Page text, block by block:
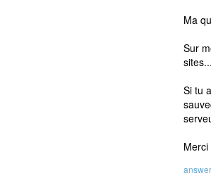
Ma
Sur
sites...
Si tu
Merci